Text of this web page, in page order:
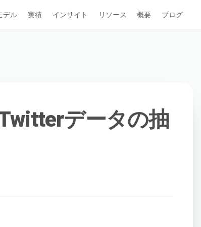
デル 実績 インサイト リソース 概要 ブログ
データの抽